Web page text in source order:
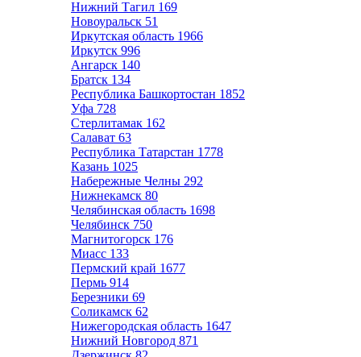
Нижний Тагил 169
Новоуральск 51
Иркутская область 1966
Иркутск 996
Ангарск 140
Братск 134
Республика Башкортостан 1852
Уфа 728
Стерлитамак 162
Салават 63
Республика Татарстан 1778
Казань 1025
Набережные Челны 292
Нижнекамск 80
Челябинская область 1698
Челябинск 750
Магнитогорск 176
Миасс 133
Пермский край 1677
Пермь 914
Березники 69
Соликамск 62
Нижегородская область 1647
Нижний Новгород 871